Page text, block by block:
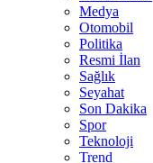
Medya
Otomobil
Politika
Resmi İlan
Sağlık
Seyahat
Son Dakika
Spor
Teknoloji
Trend